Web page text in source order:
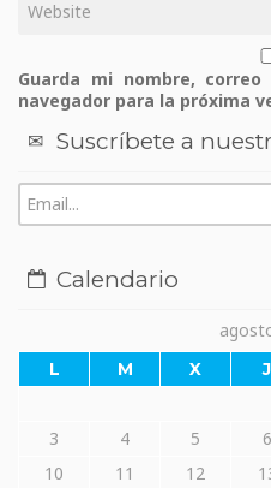
Guarda mi nombre,
navegador para la próxima
Suscríbete a
Calendario
L M X J
3
4 5 6
10
11 12